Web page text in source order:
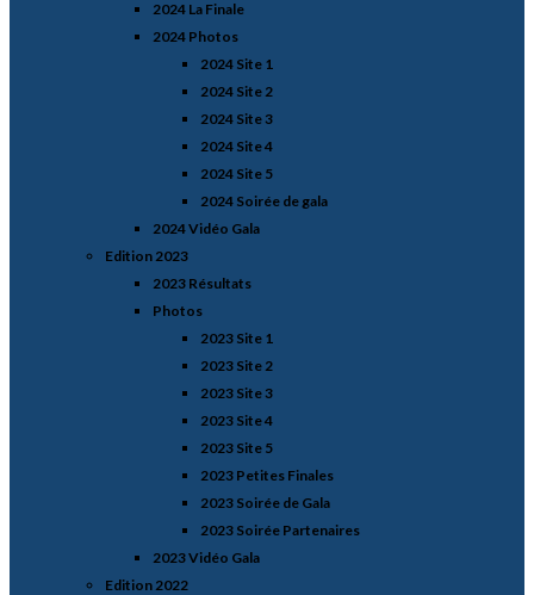
2024 La Finale
2024 Photos
2024 Site 1
2024 Site 2
2024 Site 3
2024 Site 4
2024 Site 5
2024 Soirée de gala
2024 Vidéo Gala
Edition 2023
2023 Résultats
Photos
2023 Site 1
2023 Site 2
2023 Site 3
2023 Site 4
2023 Site 5
2023 Petites Finales
2023 Soirée de Gala
2023 Soirée Partenaires
2023 Vidéo Gala
Edition 2022